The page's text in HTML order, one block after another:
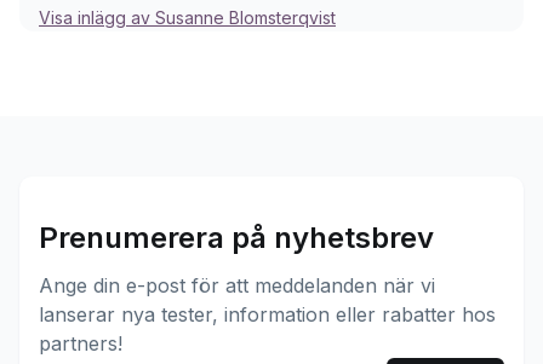
Visa inlägg av Susanne Blomsterqvist
Prenumerera på nyhetsbrev
Ange din e-post för att meddelanden när vi
lanserar nya tester, information eller rabatter hos
partners!